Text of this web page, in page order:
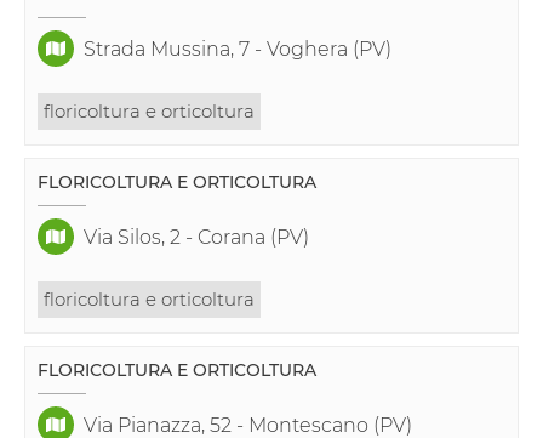
Strada Mussina, 7 - Voghera (PV)
floricoltura e orticoltura
FLORICOLTURA E ORTICOLTURA
Via Silos, 2 - Corana (PV)
floricoltura e orticoltura
FLORICOLTURA E ORTICOLTURA
Via Pianazza, 52 - Montescano (PV)